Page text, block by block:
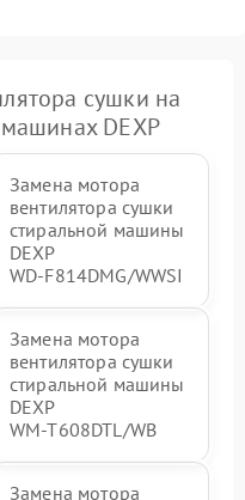
сушки на
DEXP
Замена мотора
вентилятора сушки
стиральной машины
DEXP
WD‑F814DMG/WWSI
Замена мотора
вентилятора сушки
стиральной машины
DEXP
WM‑T608DTL/WB
Замена мотора